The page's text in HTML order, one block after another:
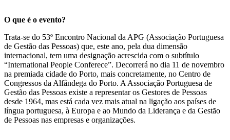
O que é o evento?
Trata-se do 53º Encontro Nacional da APG (Associação Portuguesa
de Gestão das Pessoas) que, este ano, pela dua dimensão
internacional, tem uma designação acrescida com o subtítulo
“International People Conferece”. Decorrerá no dia 11 de novembro
na premiada cidade do Porto, mais concretamente, no Centro de
Congressos da Alfândega do Porto. A Associação Portuguesa de
Gestão das Pessoas existe a representar os Gestores de Pessoas
desde 1964, mas está cada vez mais atual na ligação aos países de
língua portuguesa, à Europa e ao Mundo da Liderança e da Gestão
de Pessoas nas empresas e organizações.